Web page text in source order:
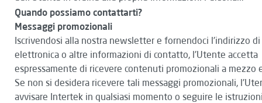
Quando possiamo contattarti?
Messaggi promozionali
Iscrivendosi alla nostra newsletter e fornendoci l'indirizzo
elettronica o altre informazioni di contatto, l'Utente accetta
espressamente di ricevere contenuti promozionali a mezzo
Se non si desidera ricevere tali messaggi promozionali,
avvisare Intertek in qualsiasi momento o seguire le